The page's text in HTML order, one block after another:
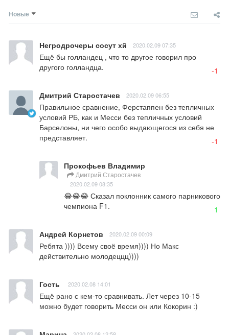
Новые
Негродрочеры сосут хй 2020.02.09 07:35
Ещё бы голландец , что то другое говорил про
другого голландца.
-1
Дмитрий Старостачев 2020.02.09 06:55
Правильное сравнение, Ферстаппен без тепличных
условий РБ, как и Месси без тепличных условий
Барселоны, ни чего особо выдающегося из себя не
представляет.
-1
Прокофьев Владимир
Дмитрий Старостачев
2020.02.09 08:35
😂😂😂 Сказал поклонник самого парникового
чемпиона F1.
1
Андрей Корнетов 2020.02.09 00:09
Ребята )))) Всему своё время)))) Но Макс
действительно молодеццц))))
Гость 2020.02.08 14:01
Ещё рано с кем-то сравнивать. Лет через 10-15
можно будет говорить Месси он или Кокорин :)